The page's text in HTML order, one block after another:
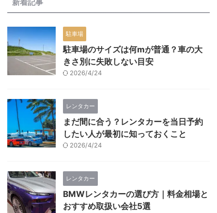
新着記事
駐車場
駐車場のサイズは何mが普通？車の大
きさ別に失敗しない目安
2026/4/24
レンタカー
まだ間に合う？レンタカーを当日予約
したい人が最初に知っておくこと
2026/4/24
レンタカー
BMWレンタカーの選び方｜料金相場と
おすすめ取扱い会社5選